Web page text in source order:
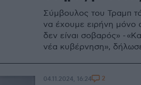
Σύμβουλος του Τραμπ
να έχουμε ειρήνη μόνο
δεν είναι σοβαρός» -
νέα κυβέρνηση»,
04.11.2024, 16:24 2